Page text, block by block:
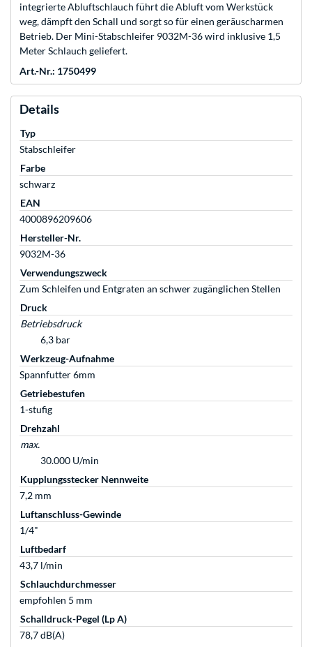
integrierte Abluftschlauch führt die Abluft vom Werkstück
weg, dämpft den Schall und sorgt so für einen geräuscharmen
Betrieb. Der Mini-Stabschleifer 9032M-36 wird inklusive 1,5
Meter Schlauch geliefert.
Art.-Nr.: 1750499
Details
Typ
Stabschleifer
Farbe
schwarz
EAN
4000896209606
Hersteller-Nr.
9032M-36
Verwendungszweck
Zum Schleifen und Entgraten an schwer zugänglichen Stellen
Druck
Betriebsdruck
6,3 bar
Werkzeug-Aufnahme
Spannfutter 6mm
Getriebestufen
1-stufig
Drehzahl
max.
30.000 U/min
Kupplungsstecker Nennweite
7,2 mm
Luftanschluss-Gewinde
1/4"
Luftbedarf
43,7 l/min
Schlauchdurchmesser
empfohlen 5 mm
Schalldruck-Pegel (Lp A)
78,7 dB(A)